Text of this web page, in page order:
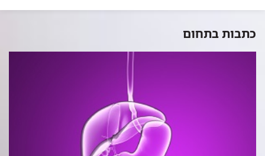
כתבות בתחום